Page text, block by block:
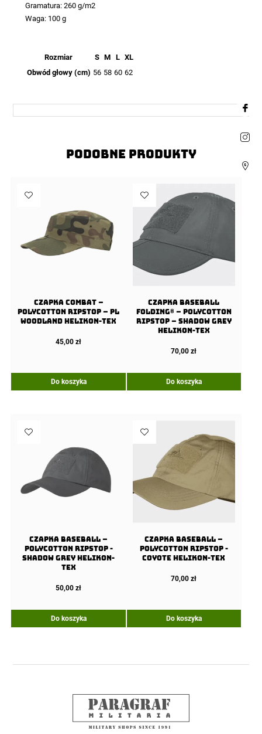
Gramatura: 260 g/m2
Waga: 100 g
Rozmiar S M L XL
Obwód głowy (cm) 56 58 60 62
Podobne produkty
Czapka COMBAT –
PolyCotton Ripstop – PL
Woodland Helikon-Tex
45,00zł
Do koszyka
Czapka Baseball
FOLDING® – PolyCotton
Ripstop – Shadow Grey
Helikon-Tex
70,00zł
Do koszyka
Czapka Baseball –
PolyCotton Ripstop -
Shadow Grey Helikon-
Tex
50,00zł
Do koszyka
Czapka Baseball –
PolyCotton Ripstop -
Coyote Helikon-Tex
70,00zł
Do koszyka